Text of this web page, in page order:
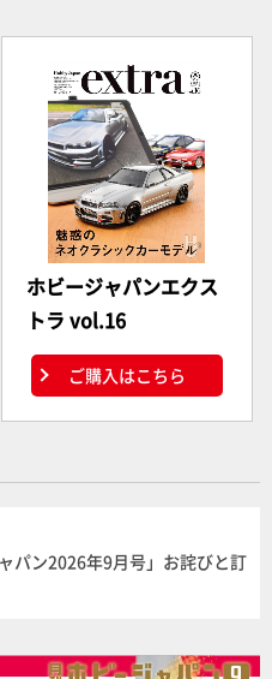
ホビージャパンエクス
トラ vol.16
ご購入はこちら
パン2026年9月号」お詫びと訂